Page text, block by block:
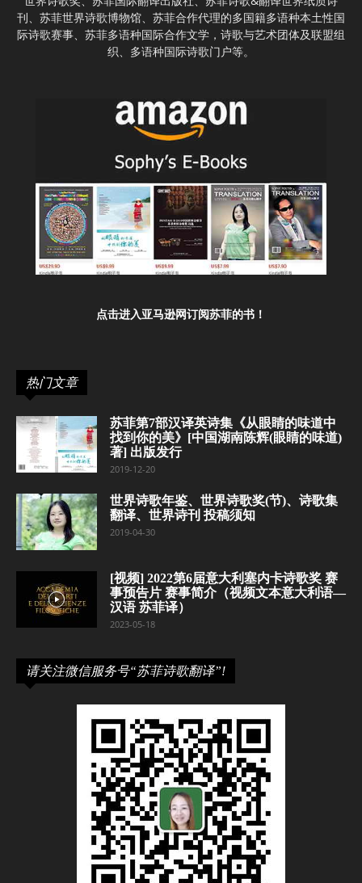
刊、苏菲世界诗歌博物馆、苏菲合作代理的多国籍多语种本土性国
际诗歌赛事、苏菲多语种国际合作文学，诗歌与艺术团体及联盟组
织、多语种国际诗歌门户等。
点击进入亚马逊网订阅苏菲的书！
热门文章
苏菲第7部汉译英诗集《从眼睛的味道中
找到你的美》[中国湖南陈辉(眼睛的味道)
著] 出版发行
2019-12-20
世界诗歌年鉴、世界诗歌奖(节)、诗歌集
翻译、世界诗刊 投稿须知
2019-04-30
[视频] 2022第6届意大利塞内卡诗歌奖 赛
事预告片 赛事简介（视频文本意大利语—
汉语 苏菲译）
2023-05-18
请关注微信服务号“苏菲诗歌翻译”!